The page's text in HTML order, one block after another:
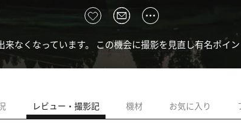
なくなっています。 この機会に撮影を見直し有名ポイ
レビュー・撮影記 機材 お気に入り